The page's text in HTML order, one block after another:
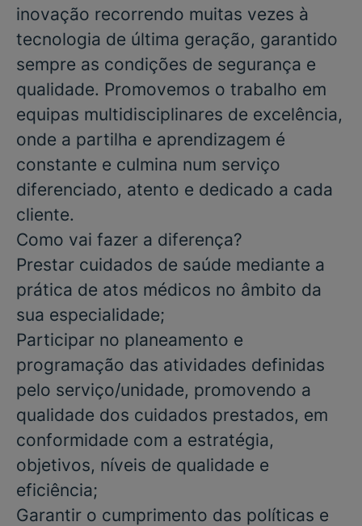
inovação recorrendo muitas vezes à
tecnologia de última geração, garantido
sempre as condições de segurança e
qualidade. Promovemos o trabalho em
equipas multidisciplinares de excelência,
onde a partilha e aprendizagem é
constante e culmina num serviço
diferenciado, atento e dedicado a cada
cliente.
Como vai fazer a diferença?
Prestar cuidados de saúde mediante a
prática de atos médicos no âmbito da
sua especialidade;
Participar no planeamento e
programação das atividades definidas
pelo serviço/unidade, promovendo a
qualidade dos cuidados prestados, em
conformidade com a estratégia,
objetivos, níveis de qualidade e
eficiência;
Garantir o cumprimento das políticas e